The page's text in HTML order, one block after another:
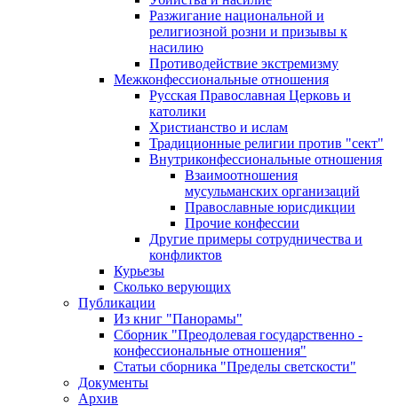
Разжигание национальной и
религиозной розни и призывы к
насилию
Противодействие экстремизму
Межконфессиональные отношения
Русская Православная Церковь и
католики
Христианство и ислам
Традиционные религии против "сект"
Внутриконфессиональные отношения
Взаимоотношения
мусульманских организаций
Православные юрисдикции
Прочие конфессии
Другие примеры сотрудничества и
конфликтов
Курьезы
Сколько верующих
Публикации
Из книг "Панорамы"
Сборник "Преодолевая государственно -
конфессиональные отношения"
Статьи сборника "Пределы светскости"
Документы
Архив